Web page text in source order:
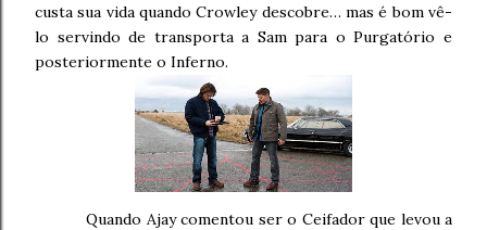
custa sua vida quando Crowley descobre… mas é bom vê-
lo servindo de transporta a Sam para o Purgatório e
posteriormente o Inferno.
Quando Ajay comentou ser o Ceifador que levou a